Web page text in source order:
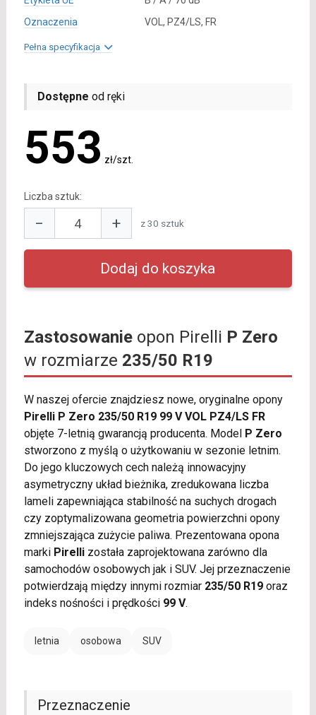
Oznaczenia
VOL, PZ4/LS, FR
Pełna specyfikacja
Dostępne od ręki
553 zł/szt.
Liczba sztuk:
− + z 30 sztuk
Zastosowanieopon Pirelli P Zero
w rozmiarze 235/50 R19
W naszej ofercie znajdziesz nowe, oryginalne opony
Pirelli P Zero 235/50 R19 99 V VOL PZ4/LS FR
objęte 7-letnią gwarancją producenta. Model P Zero
stworzono z myślą o użytkowaniu w sezonie letnim.
Do jego kluczowych cech należą innowacyjny
asymetryczny układ bieżnika, zredukowana liczba
lameli zapewniająca stabilność na suchych drogach
czy zoptymalizowana geometria powierzchni opony
zmniejszająca zużycie paliwa. Prezentowana opona
marki Pirellizostała zaprojektowana zarówno dla
samochodów osobowych jak i SUV. Jej przeznaczenie
potwierdzają między innymi rozmiar 235/50 R19oraz
indeks nośności i prędkości 99 V.
letnia osobowa SUV
Przeznaczenie